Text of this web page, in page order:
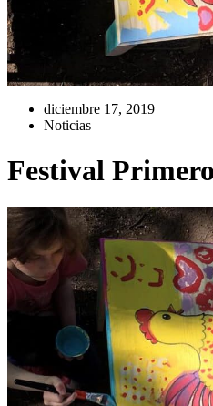
diciembre 17, 2019
Noticias
Festival